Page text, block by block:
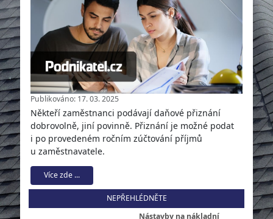
Publikováno: 17. 03. 2025
Někteří zaměstnanci podávají daňové přiznání
dobrovolně, jiní povinně. Přiznání je možné podat
i po provedeném ročním zúčtování příjmů
u zaměstnavatele.
Více zde ...
NEPŘEHLÉDNĚTE
Nástavby na nákladní